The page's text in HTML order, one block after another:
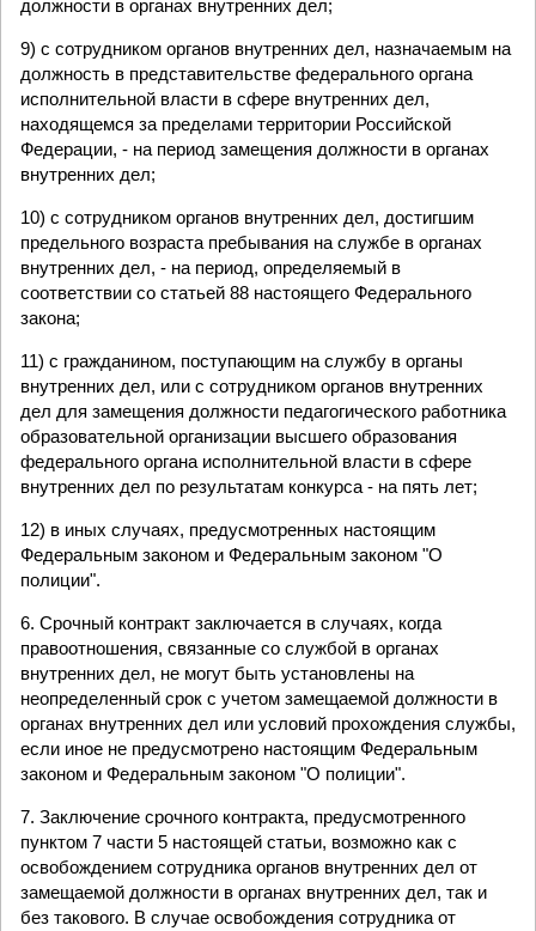
должности в органах внутренних дел;
9) с сотрудником органов внутренних дел, назначаемым на
должность в представительстве федерального органа
исполнительной власти в сфере внутренних дел,
находящемся за пределами территории Российской
Федерации, - на период замещения должности в органах
внутренних дел;
10) с сотрудником органов внутренних дел, достигшим
предельного возраста пребывания на службе в органах
внутренних дел, - на период, определяемый в
соответствии со статьей 88 настоящего Федерального
закона;
11) с гражданином, поступающим на службу в органы
внутренних дел, или с сотрудником органов внутренних
дел для замещения должности педагогического работника
образовательной организации высшего образования
федерального органа исполнительной власти в сфере
внутренних дел по результатам конкурса - на пять лет;
12) в иных случаях, предусмотренных настоящим
Федеральным законом и Федеральным законом "О
полиции".
6. Срочный контракт заключается в случаях, когда
правоотношения, связанные со службой в органах
внутренних дел, не могут быть установлены на
неопределенный срок с учетом замещаемой должности в
органах внутренних дел или условий прохождения службы,
если иное не предусмотрено настоящим Федеральным
законом и Федеральным законом "О полиции".
7. Заключение срочного контракта, предусмотренного
пунктом 7 части 5 настоящей статьи, возможно как с
освобождением сотрудника органов внутренних дел от
замещаемой должности в органах внутренних дел, так и
без такового. В случае освобождения сотрудника от